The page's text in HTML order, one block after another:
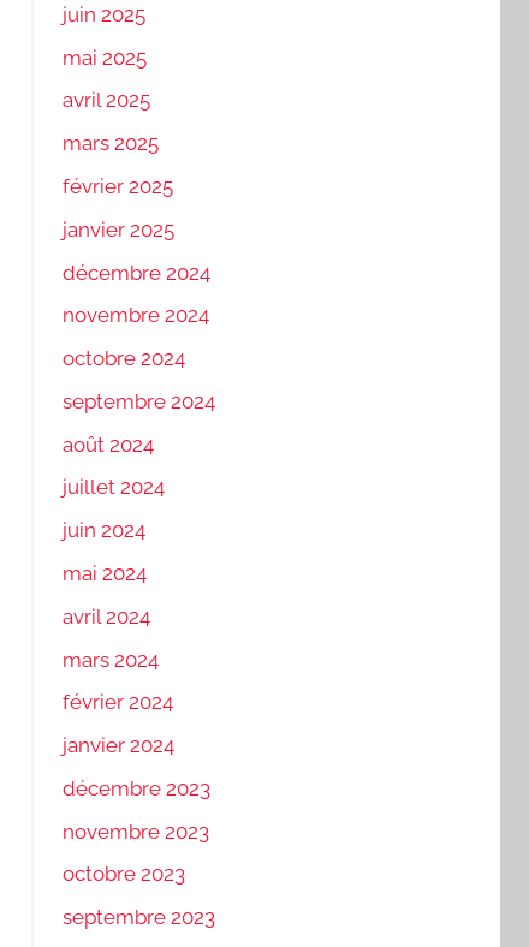
juin 2025
mai 2025
avril 2025
mars 2025
février 2025
janvier 2025
décembre 2024
novembre 2024
octobre 2024
septembre 2024
août 2024
juillet 2024
juin 2024
mai 2024
avril 2024
mars 2024
février 2024
janvier 2024
décembre 2023
novembre 2023
octobre 2023
septembre 2023